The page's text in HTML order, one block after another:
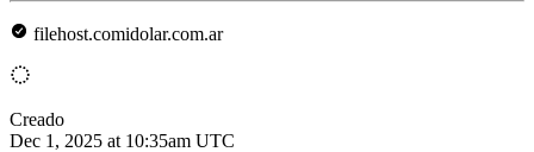
filehost.comidolar.com.ar
Creado
Dec 1, 2025 at 10:35am UTC